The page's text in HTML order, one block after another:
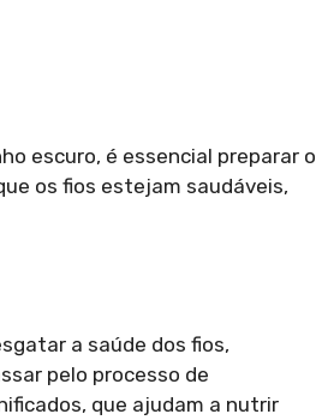
escuro, é essencial preparar o
os fios estejam saudáveis,
a saúde dos fios,
pelo processo de
que ajudam a nutrir